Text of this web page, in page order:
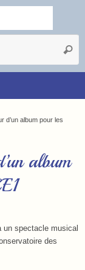
d’un album pour les
album
un spectacle musical
des